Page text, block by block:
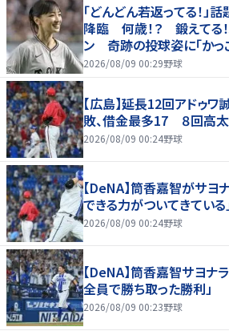
「どんどん若返ってる！」
降臨 何歳！？ 鍛えてる
ン 奇跡の投球姿に「かっこ
神」
2026/08/09 00:29野球
【広島】延長12回アドゥ
敗、借金最多17 ８回高
2026/08/09 00:24野球
【DeNA】筒香嘉智がサヨ
できる力がついてきてい
2026/08/09 00:24野球
【DeNA】筒香嘉智サヨナ
全員で勝ち取った勝利」
2026/08/09 00:23野球